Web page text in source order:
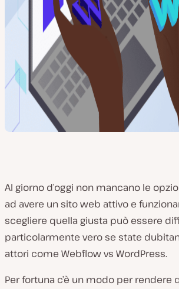
Al giorno d’oggi non mancano le
ad avere un sito web attivo e
scegliere quella giusta può essere
particolarmente vero se state
attori come Webflow vs WordPress.
Per fortuna c’è un modo per rendere